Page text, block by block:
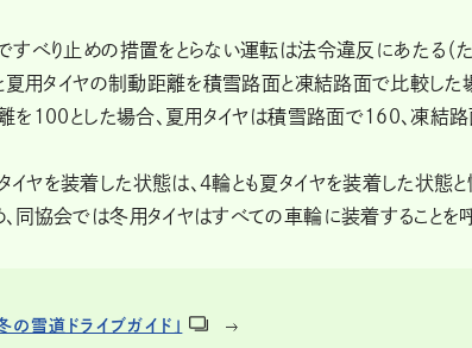
すべり止めの措置をとらない運転は法令違反にあたる（
と夏用タイヤの制動距離を積雪路面と凍結路面で比較し
を100とした場合、夏用タイヤは積雪路面で160、凍結路
ヤを装着した状態は、4輪とも夏タイヤを装着した状態と
同協会では冬用タイヤはすべての車輪に装着することを
の雪道ドライブガイド」